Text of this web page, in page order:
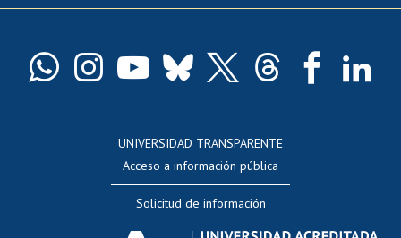
Docentes
Perfeccionamiento
Editar Portafolio Académico
Evaluación docente
Calificación académica
UNIVERSIDAD TRANSPARENTE
Acceso a información pública
Solicitud de información